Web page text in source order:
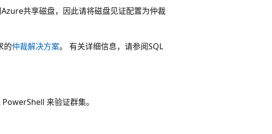
共享磁盘，因此请将磁盘见证配置为仲裁
的仲裁解决方案。 有关详细信息，请参阅SQL
来验证群集。